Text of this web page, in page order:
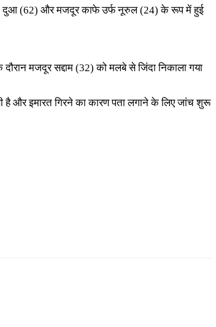
दुआ (62) और मजदूर काफे उर्फ नूरुल (24) के रूप में हुई
मजदूर सद्दाम (32) को मलबे से जिंदा निकाला गया
है और इमारत गिरने का कारण पता लगाने के लिए जांच शुरू